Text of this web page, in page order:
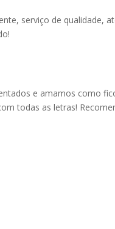
serviço de qualidade,
e amamos como
todas as letras!